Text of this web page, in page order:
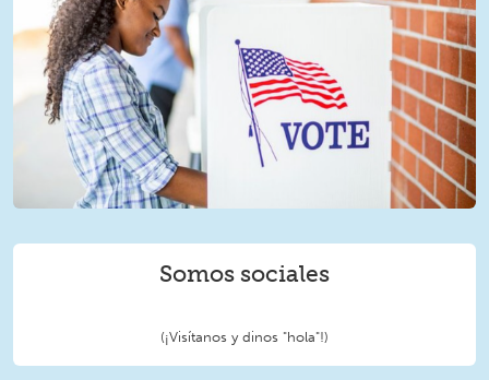
Somos sociales
(¡Visítanos y dinos "hola"!)